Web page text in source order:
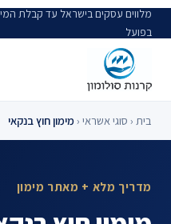
מלווים עסקים בישראל עד קבלת
בפועל
בית ‹ סוגי אשראי ‹מימון חוץ בנקאי
מדריך מלא + מאתר מימון